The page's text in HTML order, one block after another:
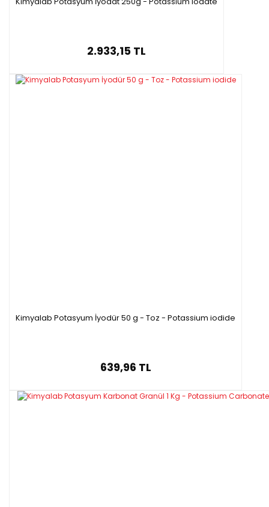
2.933,15 TL
Kimyalab Potasyum İyodür 50 g - Toz - Potassium iodide
639,96 TL